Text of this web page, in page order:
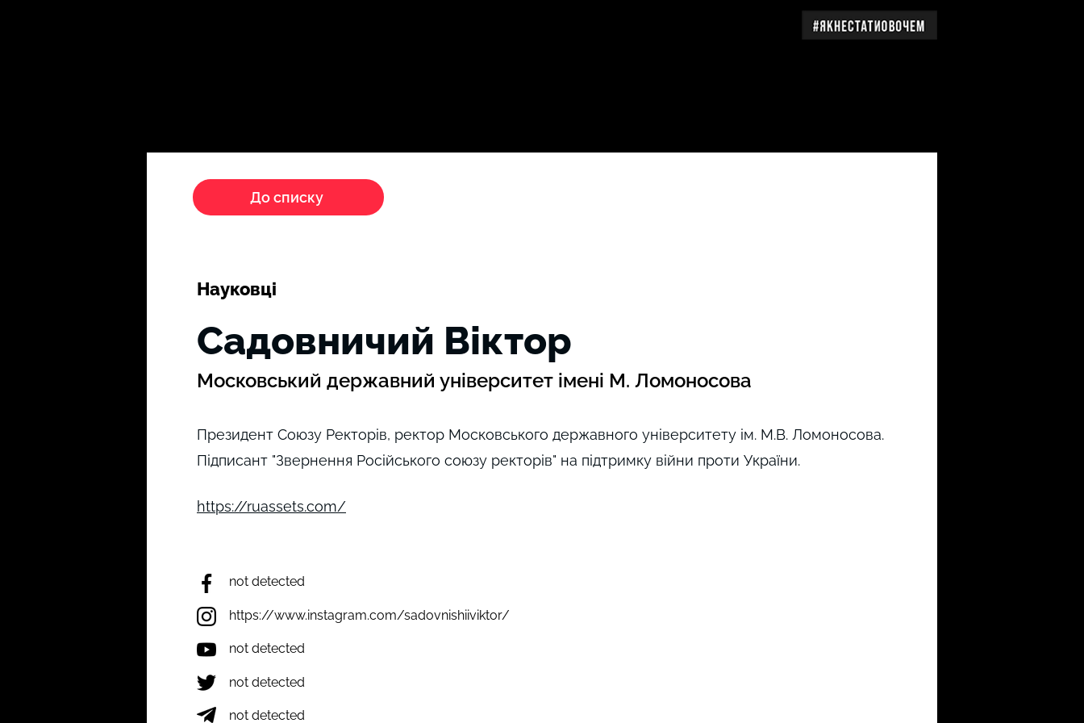
До списку
Науковці
Московський державний університет імені М. Ломоносова
Садовничий Віктор
Президент Союзу Ректорів, ректор Московського державного університету ім. М.В. Ломоносова.
Підписант "Звернення Російського союзу ректорів" на підтримку війни проти України.
https://ruassets.com/
not detected
https://www.instagram.com/sadovnishiiviktor/
not detected
not detected
not detected